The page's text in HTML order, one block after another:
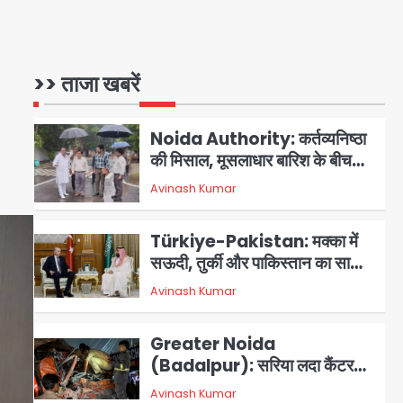
>> ताजा खबरें
2
सेक्टर 105 आरडब्ल्यूए ने जताया
आभार
3
Türkiye-Pakistan: मक्का में
सऊदी, तुर्की और पाकिस्तान का साझा
रक्षा समझौता, जानें इसके मायने
Avinash Kumar
4
Greater Noida
(Badalpur): सरिया लदा कैंटर
अनियंत्रित होकर घुसा किराना दुकान
में , ड्राइवर की मौत
Avinash Kumar
DC Movie Review: लोकेश
कनगराज की एक्टिंग डेब्यू फिल्म
विजुअली स्ट्राइकिंग लेकिन स्क्रीनप्ले